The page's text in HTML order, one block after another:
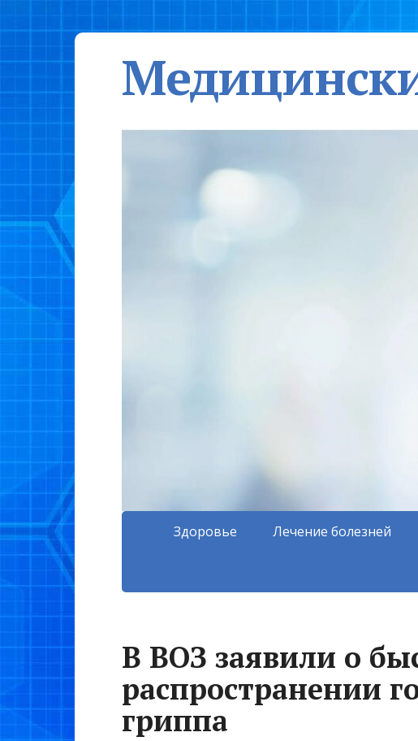
Здоровье Лечение болезней
В ВОЗ заявили о
распространении
гриппа